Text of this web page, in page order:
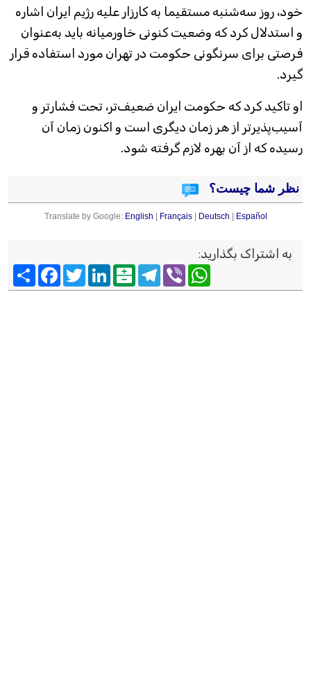
خود، روز سه‌شنبه مستقیما به کارزار علیه رژیم ایران اشاره
و استدلال کرد که وضعیت کنونی خاورمیانه باید به‌عنوان
فرصتی برای سرنگونی حکومت در تهران مورد استفاده قرار
گیرد.
او تاکید کرد که حکومت ایران ضعیف‌تر، تحت فشارتر و
آسیب‌پذیرتر از هر زمان دیگری است و اکنون زمان آن
رسیده که از آن بهره لازم گرفته شود.
نظر شما چیست؟
Translate by Google: English Français| Deutsch Español
به اشتراک بگذارید:
FacebookTwitter
LinkedInBalatarin
TelegramViber
WhatsApp